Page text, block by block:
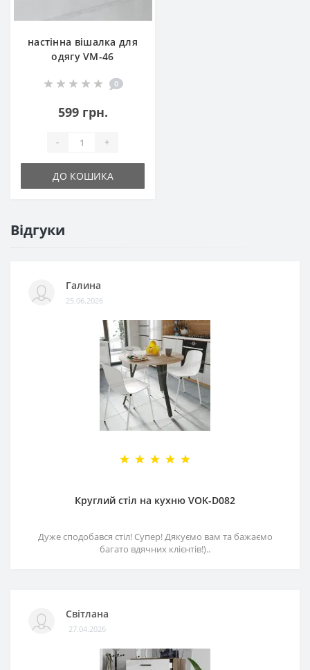
настінна вішалка для
одягу VM-46
0
599 грн.
- +
ДО КОШИКА
Відгуки
Галина
25.06.2026
Круглий стіл на кухню VOK-D082
Дуже сподобався стіл! Супер! Дякуємо вам та бажаємо
багато вдячних клієнтів!)..
Світлана
27.04.2026